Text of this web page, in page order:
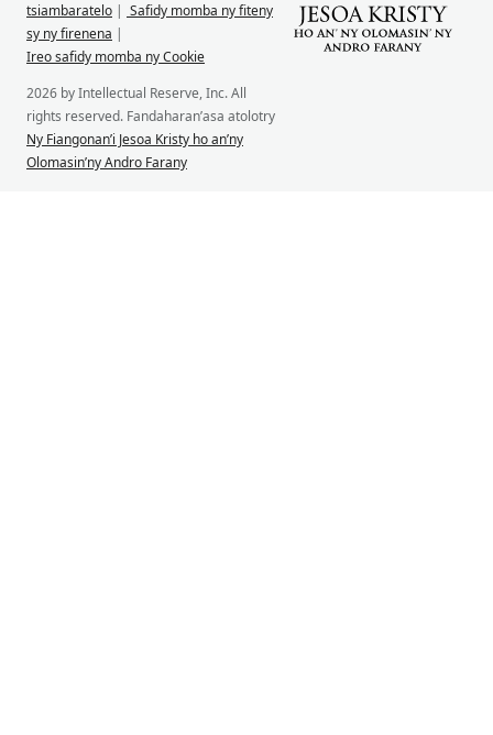
tsiambaratelo | Safidy momba ny fiteny
sy ny firenena |
Ireo safidy momba ny Cookie
2026 by Intellectual Reserve, Inc. All
rights reserved. Fandaharan’asa atolotry
Ny Fiangonan’i Jesoa Kristy ho an’ny
Olomasin’ny Andro Farany